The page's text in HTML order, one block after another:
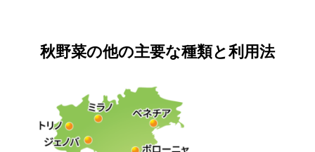
秋野菜の他の主要な種類と利用法